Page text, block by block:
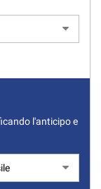
l'anticipo e